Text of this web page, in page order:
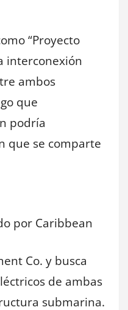
“Proyecto
interconexión
ambos
que
podría
que se comparte
por Caribbean
Co. y busca
de ambas
submarina.